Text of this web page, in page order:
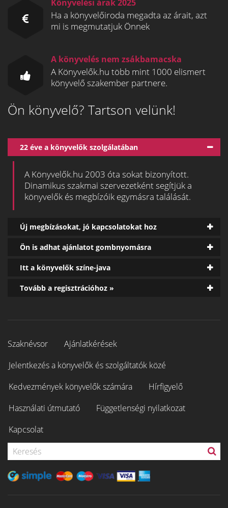
Könyvelési árak 2025
Ha a könyvelőiroda megadta az árait, azt
mi is megmutatjuk Önnek
A könyvelés nem zsákbamacska
A Könyvelők.hu több mint 1000 elismert
könyvelő szakember partnere.
Ön könyvelő? Tartson velünk!
22 éve a könyvelők szolgálatában
A Könyvelők.hu 2003 óta sokat bizonyított.
Dinamikus szakmai szervezetként segítjük a
könyvelők és megbízóik egymásra találását.
Új megbízásokat, jó kapcsolatokat hoz
Ön is adhat ajánlatot gombnyomásra
Itt a könyvelők színe-java
Tovább a regisztrációhoz »
Szaknévsor
Ajánlatkérések
Jelentkezés a könyvelők és szolgáltatók közé
Kedvezmények könyvelők számára
Hírfigyelő
Használati útmutató
Függetlenségi nyilatkozat
Kapcsolat